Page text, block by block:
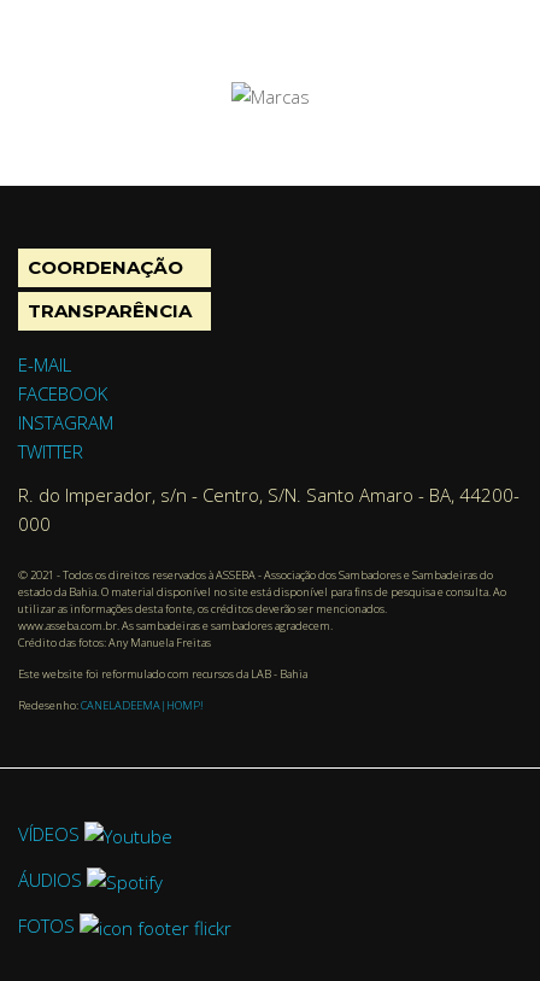
COORDENAÇÃO
TRANSPARÊNCIA
E-MAIL
FACEBOOK
INSTAGRAM
TWITTER
R. do Imperador, s/n - Centro, S/N. Santo Amaro - BA, 44200-
000
© 2021 - Todos os direitos reservados à ASSEBA - Associação dos Sambadores e Sambadeiras do
estado da Bahia. O material disponível no site está disponível para fins de pesquisa e consulta. Ao
utilizar as informações desta fonte, os créditos deverão ser mencionados.
www.asseba.com.br. As sambadeiras e sambadores agradecem.
Crédito das fotos: Any Manuela Freitas
Este website foi reformulado com recursos da LAB - Bahia
Redesenho:CANELADEEMA|HOMP!
VÍDEOS
ÁUDIOS
FOTOS